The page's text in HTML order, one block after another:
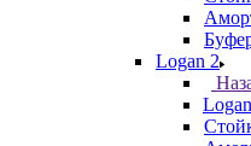
Logan 2